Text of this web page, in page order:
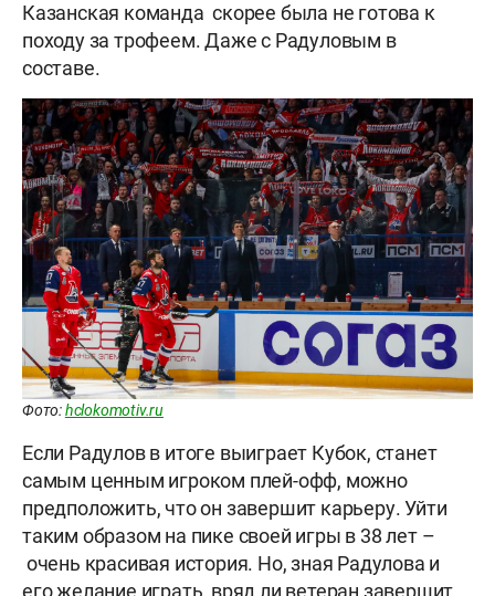
Казанская команда скорее была не готова к
походу за трофеем. Даже с Радуловым в
составе.
Фото:hclokomotiv.ru
Если Радулов в итоге выиграет Кубок, станет
самым ценным игроком плей-офф, можно
предположить, что он завершит карьеру. Уйти
таким образом на пике своей игры в 38 лет –
очень красивая история. Но, зная Радулова и